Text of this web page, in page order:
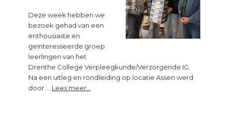
Deze week hebben we
bezoek gehad van een
enthousiaste en
geïnteresseerde groep
leerlingen van het
Drenthe College Verpleegkunde/Verzorgende IG.
Na een uitleg en rondleiding op locatie Assen werd
door … Lees meer...